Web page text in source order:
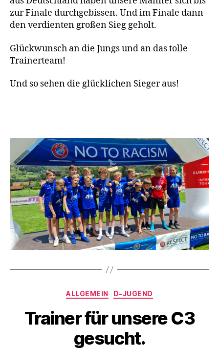
zur Finale durchgebissen. Und im Finale dann
den verdienten großen Sieg geholt.
Glückwunsch an die Jungs und an das tolle
Trainerteam!
Und so sehen die glücklichen Sieger aus!
Kategorien
ALLGEMEIN D-JUGEND
Trainer für unsere C3
gesucht.